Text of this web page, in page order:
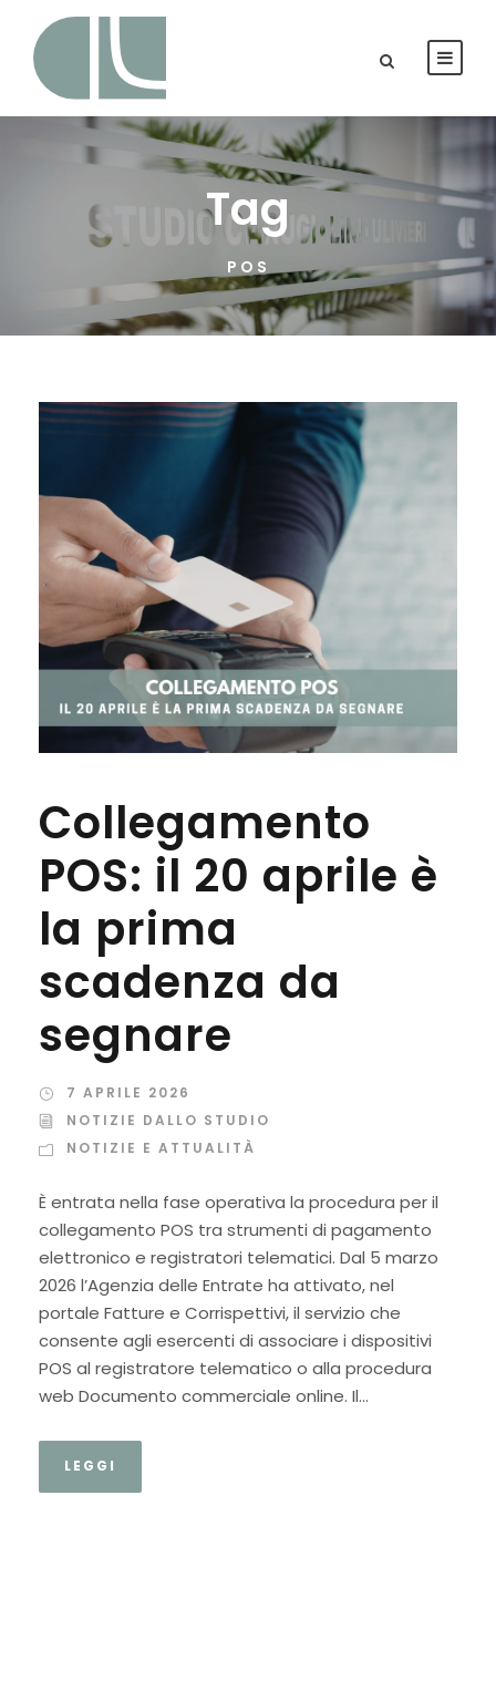
Tag
POS
Collegamento
POS: il 20 aprile è
la prima
scadenza da
segnare
7 APRILE 2026
NOTIZIE DALLO STUDIO
NOTIZIE E ATTUALITÀ
È entrata nella fase operativa la procedura per il
collegamento POS tra strumenti di pagamento
elettronico e registratori telematici. Dal 5 marzo
2026 l’Agenzia delle Entrate ha attivato, nel
portale Fatture e Corrispettivi, il servizio che
consente agli esercenti di associare i dispositivi
POS al registratore telematico o alla procedura
web Documento commerciale online. Il...
LEGGI